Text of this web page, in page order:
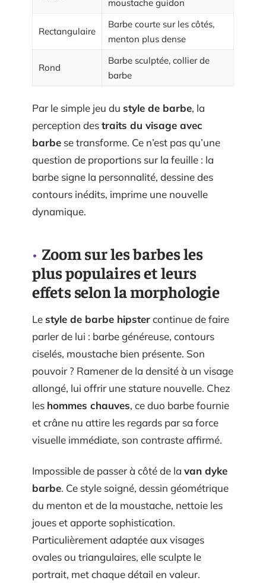
moustache guidon
Rectangulaire
Barbe courte sur les côtés,
menton plus dense
Rond
Barbe sculptée, collier de
barbe
Par le simple jeu du style de barbe, la
perception destraits du visage avec
barbe se transforme. Ce n’est pas qu’une
question de proportions sur la feuille : la
barbe signe la personnalité, dessine des
contours inédits, imprime une nouvelle
dynamique.
Zoom sur les barbes les
plus populaires et leurs
effets selon la morphologie
Lestyle de barbe hipstercontinue de faire
parler de lui : barbe généreuse, contours
ciselés, moustache bien présente. Son
pouvoir ? Ramener de la densité à un visage
allongé, lui offrir une stature nouvelle. Chez
les hommes chauves, ce duo barbe fournie
et crâne nu attire les regards par sa force
visuelle immédiate, son contraste affirmé.
Impossible de passer à côté de la van dyke
barbe. Ce style soigné, dessin géométrique
du menton et de la moustache, nettoie les
joues et apporte sophistication.
Particulièrement adaptée aux visages
ovales ou triangulaires, elle sculpte le
portrait, met chaque détail en valeur.